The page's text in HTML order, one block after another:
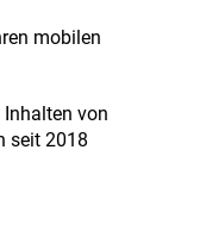
mobilen
von
seit 2018